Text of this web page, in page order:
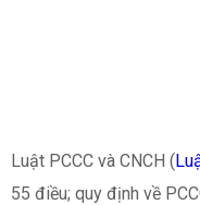
Luật PCCC và CNCH (
55 điều; quy định về